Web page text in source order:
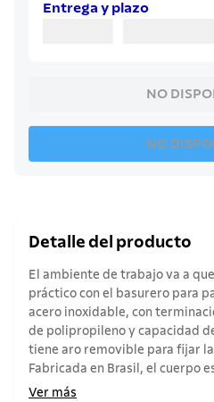
Entrega y plazo
NO
NO
Detalle del producto
El ambiente de trabajo va a
práctico con el basurero para
acero inoxidable, con
de polipropileno y capacidad
tiene aro removible para fijar
Fabricada en Brasil, el cuerpo
Ver más